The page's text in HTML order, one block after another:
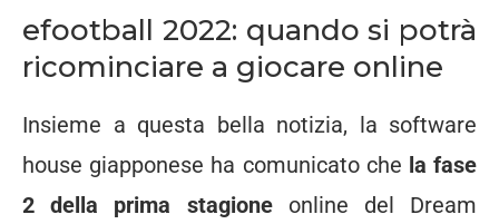
efootball 2022: quando si potrà
ricominciare a giocare online
Insieme a questa bella notizia, la software
house giapponese ha comunicato che la fase
2 della prima stagioneonline del Dream